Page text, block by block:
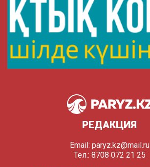
РЕДАКЦИЯ
Email: paryz.kz@mail.ru
Тел.: 8708 072 21 25